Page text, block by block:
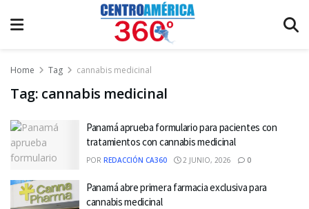
Home Tag cannabis medicinal
Tag: cannabis medicinal
Panamá aprueba formulario para pacientes con
tratamientos con cannabis medicinal
POR REDACCIÓN CA360 2 JUNIO, 2026 0
Panamá abre primera farmacia exclusiva para
cannabis medicinal